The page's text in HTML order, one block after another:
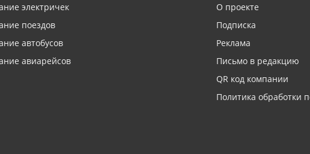
электричек
поездов
автобусов
авиарейсов
О проекте
Подписка
Реклама
Письмо в редакцию
QR код компании
Политика обработки